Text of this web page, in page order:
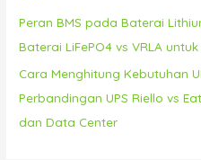
Peran BMS pada Baterai
Baterai LiFePO4 vs VRLA
Cara Menghitung Kebutuhan
Perbandingan UPS Riello vs
dan Data Center